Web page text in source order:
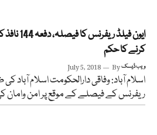
ایون فیلڈ
کرنے کا حکم
July 5, 2018 Byویب ڈیسک
اسلام آباد: وفاقی دارالحکومت اسلام آباد
ریفرنس کے فیصلے کے موقع پر امن